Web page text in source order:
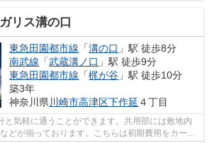
リス溝の口
東急田園都市線 「溝の口 」駅 徒歩8分
南武線 「武蔵溝ノ口 」駅 徒歩9分
東急田園都市線 「梶が谷 」駅 徒歩10分
築3年
神奈川県 川崎市高津区下作延 ４丁目
と気軽に通うことができます。共用部には敷地内
どが揃っております。こちらは初期費用をカード